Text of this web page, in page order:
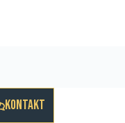
KONTAKT